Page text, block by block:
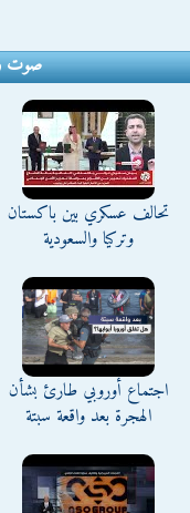
صوت
تحالف عسكري بين باكستان
وتركيا والسعودية
اجتماع أوروبي طارئ بشأن
الهجرة بعد واقعة سبتة